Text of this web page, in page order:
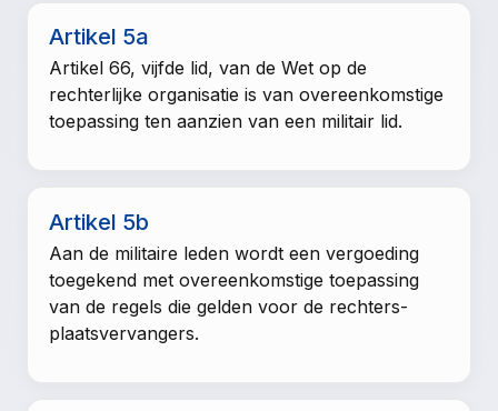
Artikel 5a
Artikel 66, vijfde lid, van de Wet op de
rechterlijke organisatie is van overeenkomstige
toepassing ten aanzien van een militair lid.
Artikel 5b
Aan de militaire leden wordt een vergoeding
toegekend met overeenkomstige toepassing
van de regels die gelden voor de rechters-
plaatsvervangers.